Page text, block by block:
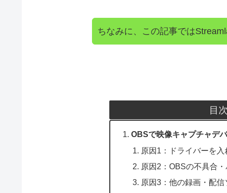
ちなみに、この記事では
目次
OBSで映像キャプチャデ
原因1：ドライバーを入
原因2：OBSの不具合
原因3：他の録画・配